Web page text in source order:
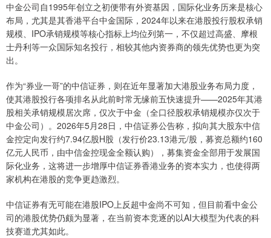
中金公司自1995年创立之初便带有外资基因，国际化业务历来是核心
布局，尤其是其香港平台中金国际，2024年以来在港股投行股权承销
规模、IPO承销规模等核心指标上均位列第一，不仅超过高盛、摩根
士丹利等一众国际知名投行，相较其他内资券商的领先优势也更为突
出。
作为“券业一哥”的中信证券，则在近年显著加大港股业务布局力度，
使其港股投行各项排名从此前时常无缘前五快速提升——2025年其港
股相关承销规模居次席，仅次于中金（全口径股权承销规模亦仅次于
中金公司）。2026年5月28日，中信证券公告称，拟向其大股东中信
金控定向发行约7.94亿股H股（发行价23.13港元/股，募资总额约160
亿元人民币，由中信金控现金全额认购），募集资金全部用于发展国
际化业务，这将进一步增厚中信证券香港业务的资本实力，也使得两
家机构在港股的竞争更趋激烈。
中信证券有无可能在港股IPO上反超中金尚不可知，但目前看中金公
司的港股优势仍颇为显著，在当前资本竞逐的以AI大模型为代表的科
技赛道尤其如此。